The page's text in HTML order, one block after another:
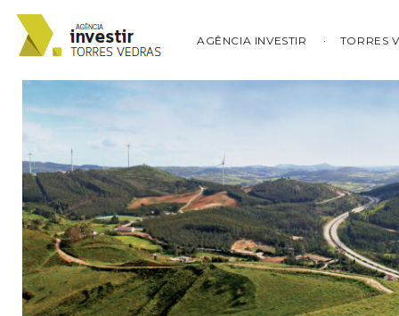
AGÊNCIA INVESTIR TORRES